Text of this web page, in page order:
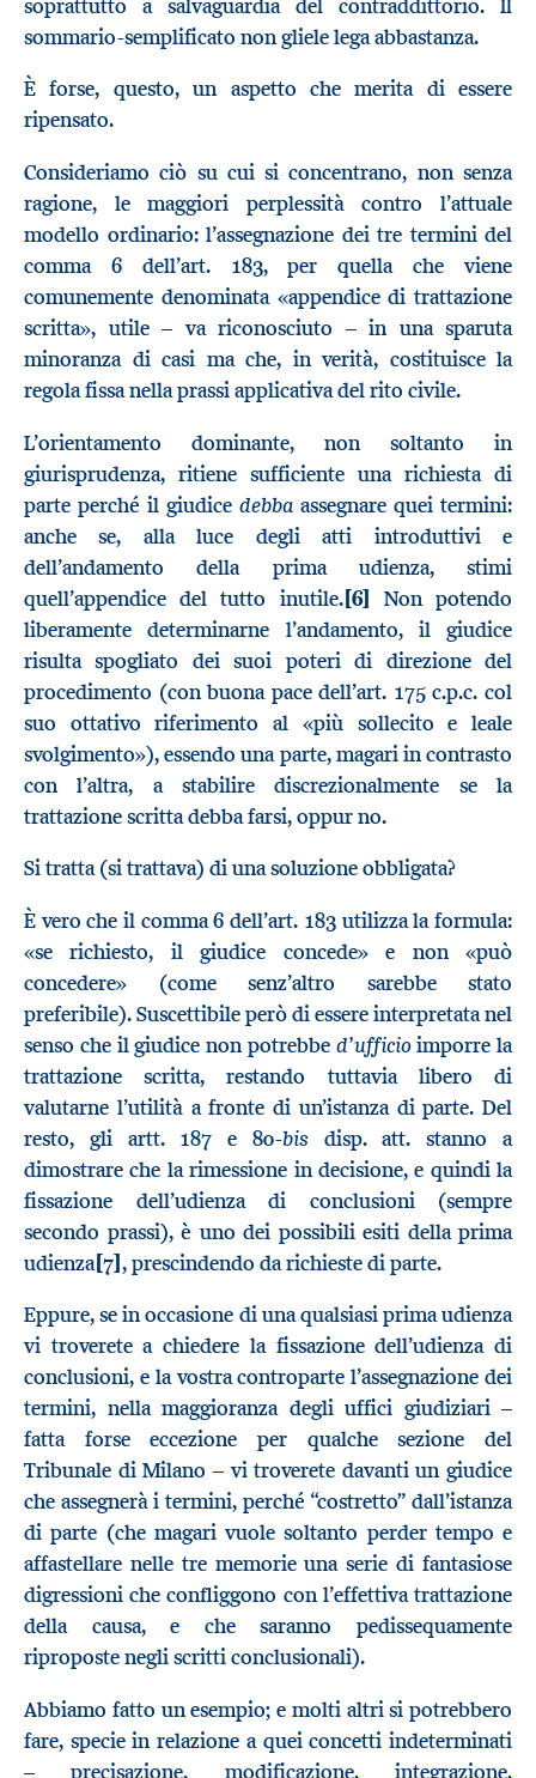
soprattutto a salvaguardia del contraddittorio. Il
sommario-semplificato non gliele lega abbastanza.
È forse, questo, un aspetto che merita di essere
ripensato.
Consideriamo ciò su cui si concentrano, non senza
ragione, le maggiori perplessità contro l’attuale
modello ordinario: l’assegnazione dei tre termini del
comma 6 dell’art. 183, per quella che viene
comunemente denominata «appendice di trattazione
scritta», utile – va riconosciuto – in una sparuta
minoranza di casi ma che, in verità, costituisce la
regola fissa nella prassi applicativa del rito civile.
L’orientamento dominante, non soltanto in
giurisprudenza, ritiene sufficiente una richiesta di
parte perché il giudice debba assegnare quei termini:
anche se, alla luce degli atti introduttivi e
dell’andamento della prima udienza, stimi
quell’appendice del tutto inutile.[6] Non potendo
liberamente determinarne l’andamento, il giudice
risulta spogliato dei suoi poteri di direzione del
procedimento (con buona pace dell’art. 175 c.p.c. col
suo ottativo riferimento al «più sollecito e leale
svolgimento»), essendo una parte, magari in contrasto
con l’altra, a stabilire discrezionalmente se la
trattazione scritta debba farsi, oppur no.
Si tratta (si trattava) di una soluzione obbligata?
È vero che il comma 6 dell’art. 183 utilizza la formula:
«se richiesto, il giudice concede» e non «può
concedere» (come senz’altro sarebbe stato
preferibile). Suscettibile però di essere interpretata nel
senso che il giudice non potrebbe d’ufficioimporre la
trattazione scritta, restando tuttavia libero di
valutarne l’utilità a fronte di un’istanza di parte. Del
resto, gli artt. 187 e 80-bisdisp. att. stanno a
dimostrare che la rimessione in decisione, e quindi la
fissazione dell’udienza di conclusioni (sempre
secondo prassi), è uno dei possibili esiti della prima
udienza[7], prescindendo da richieste di parte.
Eppure, se in occasione di una qualsiasi prima udienza
vi troverete a chiedere la fissazione dell’udienza di
conclusioni, e la vostra controparte l’assegnazione dei
termini, nella maggioranza degli uffici giudiziari –
fatta forse eccezione per qualche sezione del
Tribunale di Milano – vi troverete davanti un giudice
che assegnerà i termini, perché “costretto” dall’istanza
di parte (che magari vuole soltanto perder tempo e
affastellare nelle tre memorie una serie di fantasiose
digressioni che confliggono con l’effettiva trattazione
della causa, e che saranno pedissequamente
riproposte negli scritti conclusionali).
Abbiamo fatto un esempio; e molti altri si potrebbero
fare, specie in relazione a quei concetti indeterminati
– precisazione, modificazione, integrazione,